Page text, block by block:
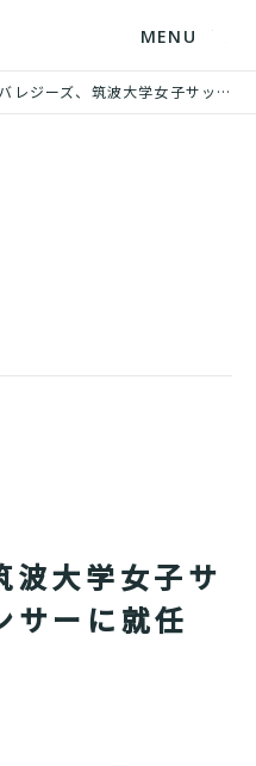
MENU
レバレジーズ、筑波大学女子サッカー部のスポンサーに就任
波大学女子サ
サーに就任